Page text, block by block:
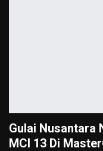
Gulai Nusantara
MCI 13 Di